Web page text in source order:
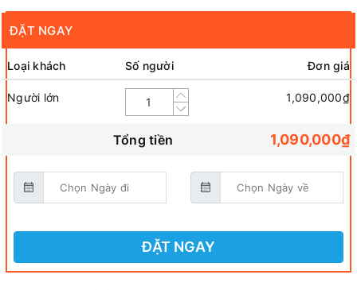
ĐẶT NGAY
Loại khách Số người Đơn giá
Người lớn 1,090,000₫
Tổng tiền 1,090,000₫
ĐẶT NGAY